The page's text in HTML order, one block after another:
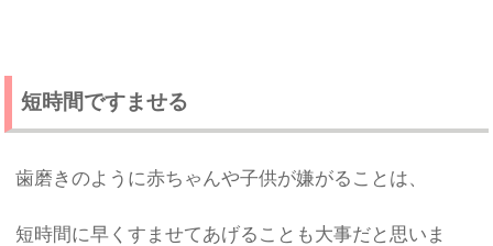
短時間ですませる
歯磨きのように赤ちゃんや子供が嫌がることは、
短時間に早くすませてあげることも大事だと思いま